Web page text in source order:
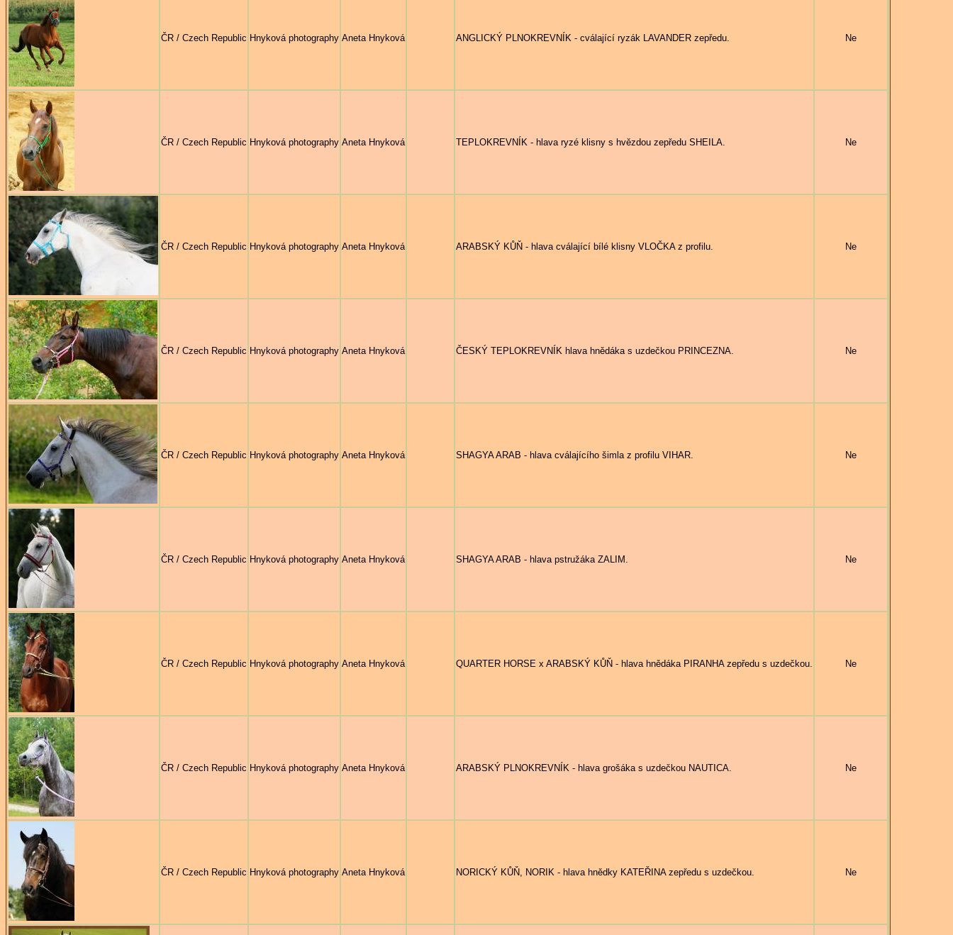
ČR / Czech Republic Hnyková photography Aneta Hnyková ANGLICKÝ PLNOKREVNÍK - cválající ryzák LAVANDER zepředu. Ne
ČR / Czech Republic Hnyková photography Aneta Hnyková TEPLOKREVNÍK - hlava ryzé klisny s hvězdou zepředu SHEILA. Ne
ČR / Czech Republic Hnyková photography Aneta Hnyková ARABSKÝ KŮŇ - hlava cválající bílé klisny VLOČKA z profilu. Ne
ČR / Czech Republic Hnyková photography Aneta Hnyková ČESKÝ TEPLOKREVNÍK hlava hnědáka s uzdečkou PRINCEZNA. Ne
ČR / Czech Republic Hnyková photography Aneta Hnyková SHAGYA ARAB - hlava cválajícího šimla z profilu VIHAR. Ne
ČR / Czech Republic Hnyková photography Aneta Hnyková SHAGYA ARAB - hlava pstružáka ZALIM. Ne
ČR / Czech Republic Hnyková photography Aneta Hnyková QUARTER HORSE x ARABSKÝ KŮŇ - hlava hnědáka PIRANHA zepředu s uzdečkou. Ne
ČR / Czech Republic Hnyková photography Aneta Hnyková ARABSKÝ PLNOKREVNÍK - hlava grošáka s uzdečkou NAUTICA. Ne
ČR / Czech Republic Hnyková photography Aneta Hnyková NORICKÝ KŮŇ, NORIK - hlava hnědky KATEŘINA zepředu s uzdečkou. Ne